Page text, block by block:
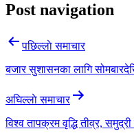
Post navigation
पछिल्लाे समाचार
बजार सुशासनका लागि
अघिल्लाे समाचार
विश्व तापक्रम वृद्धि तीव्र,